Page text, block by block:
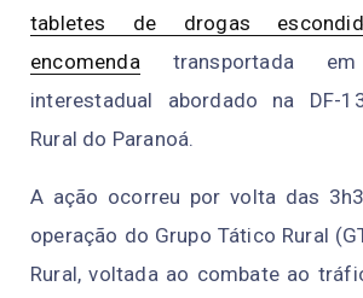
tabletes de drogas
encomenda transportada
interestadual abordado na DF-
Rural do Paranoá.
A ação ocorreu por volta das
operação do Grupo Tático Rural
Rural, voltada ao combate ao